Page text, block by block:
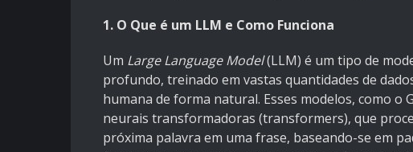
1. O Que é um LLM e Como Funciona
Um Large Language Model(LLM) é um tipo de
profundo, treinado em vastas quantidades de
humana de forma natural. Esses modelos, como o
neurais transformadoras (transformers), que
próxima palavra em uma frase, baseando-se em